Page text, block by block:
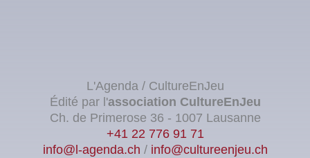
L'Agenda / CultureEnJeu
Édité par l'association CultureEnJeu
Ch. de Primerose 36 - 1007 Lausanne
+41 22 776 91 71
info@l-agenda.ch / info@cultureenjeu.ch